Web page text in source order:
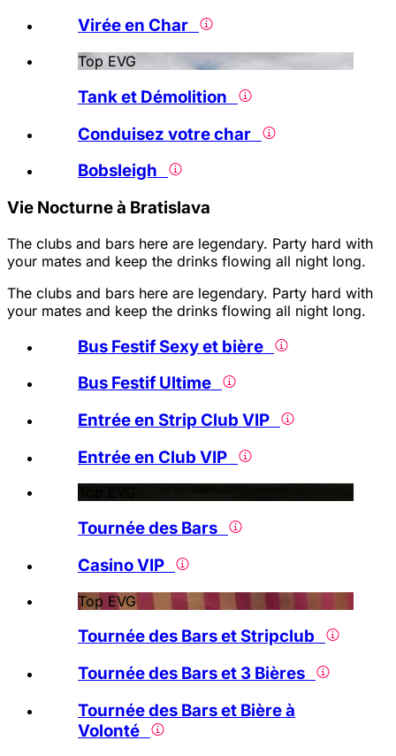
Virée en Char
Top EVG
Tank et Démolition
Conduisez votre char
Bobsleigh
Vie Nocturne à Bratislava
The clubs and bars here are legendary. Party hard with
your mates and keep the drinks flowing all night long.
The clubs and bars here are legendary. Party hard with
your mates and keep the drinks flowing all night long.
Bus Festif Sexy et bière
Bus Festif Ultime
Entrée en Strip Club VIP
Entrée en Club VIP
Tournée des Bars
Casino VIP
Top EVG
Tournée des Bars et Stripclub
Tournée des Bars et 3 Bières
Tournée des Bars et Bière à
Volonté